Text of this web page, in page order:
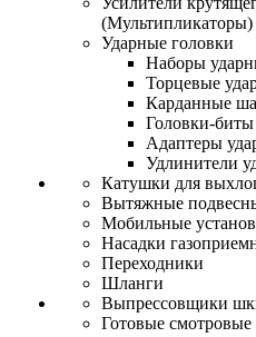
(Мультипликаторы)
Ударные головки
Наборы
Торцевые
Карданные
Головки-
Адаптеры
Удлинители
Катушки для
Вытяжные
Мобильные
Насадки
Переходники
Шланги
Выпрессовщики
Готовые